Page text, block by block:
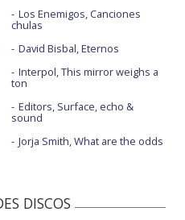
Los Enemigos, Canciones
chulas
David Bisbal, Eternos
Interpol, This mirror weighs a
ton
Editors, Surface, echo &
sound
Jorja Smith, What are the odds
DISCOS